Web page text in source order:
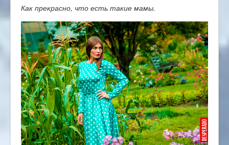
Как прекрасно, что есть такие мамы.